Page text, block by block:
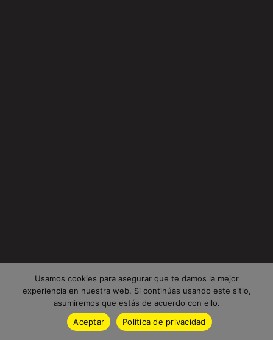
Usamos cookies para asegurar que te damos la mejor
experiencia en nuestra web. Si continúas usando este sitio,
asumiremos que estás de acuerdo con ello.
Aceptar
Política de privacidad